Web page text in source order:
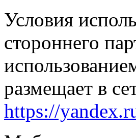
Условия
стороннего
размещает в
https://